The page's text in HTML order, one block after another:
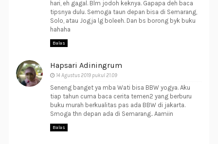
hari, eh gagal. Blm jodoh keknya. Gapapa deh baca
tipsnya dulu. Semoga taun depan bisa di Semarang,
Solo, atau Jogja lg boleeh. Dan bs borong byk buku
hahaha
Balas
Hapsari Adiningrum
14 Agustus 2019 pukul 21.09
Seneng banget ya mba Wati bisa BBW yogya. Aku
tiap tahun cuma baca cerita temen2 yang berburu
buku murah berkualitas pas ada BBW di jakarta.
Smoga thn depan ada di Semarang.. Aamiin
Balas